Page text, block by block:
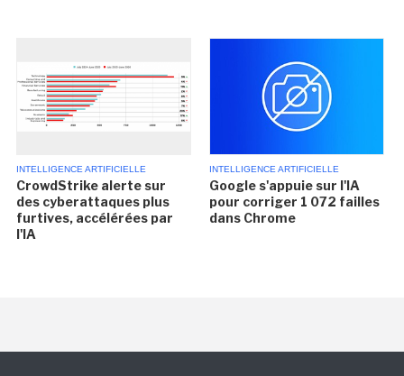
INTELLIGENCE ARTIFICIELLE
CrowdStrike alerte sur
des cyberattaques plus
furtives, accélérées par
l'IA
INTELLIGENCE ARTIFICIELLE
Google s'appuie sur l'IA
pour corriger 1 072 failles
dans Chrome